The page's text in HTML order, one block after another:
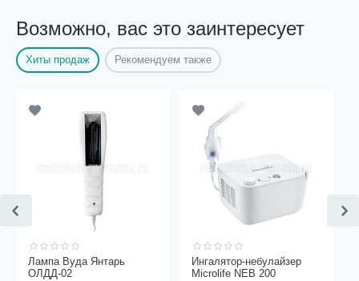
Возможно, вас это заинтересует
Хиты продаж Рекомендуем также
Лампа Вуда Янтарь
ОЛДД-02
Ингалятор-небулайзер
Microlife NEB 200